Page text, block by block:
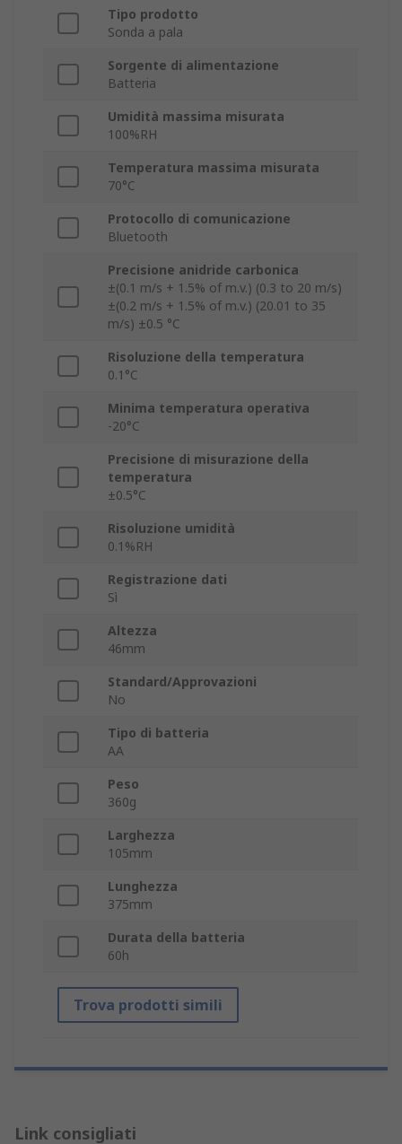
Tipo prodotto
Sonda a pala
Sorgente di alimentazione
Batteria
Umidità massima misurata
100%RH
Temperatura massima misurata
70°C
Protocollo di comunicazione
Bluetooth
Precisione anidride carbonica
±(0.1 m/s + 1.5% of m.v.) (0.3 to 20 m/s)
±(0.2 m/s + 1.5% of m.v.) (20.01 to 35
m/s) ±0.5 °C
Risoluzione della temperatura
0.1°C
Minima temperatura operativa
-20°C
Precisione di misurazione della
temperatura
±0.5°C
Risoluzione umidità
0.1%RH
Registrazione dati
Sì
Altezza
46mm
Standard/Approvazioni
No
Tipo di batteria
AA
Peso
360g
Larghezza
105mm
Lunghezza
375mm
Durata della batteria
60h
Trova prodotti simili
Link consigliati